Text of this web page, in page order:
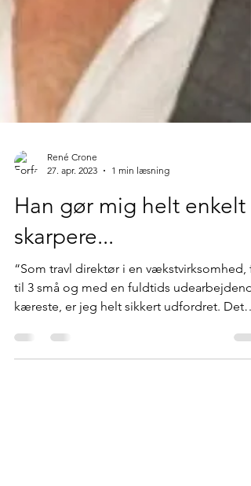
27. apr. 2023
1 min læsning
Han gør mig helt enkelt
skarpere...
“Som travl direktør i en vækstvirksomhed,
til 3 små og med en fuldtids
kæreste, er jeg helt sikkert udfordret. Det
er...